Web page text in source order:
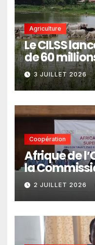
Agriculture
Le CILSS
de 60
3 JUILLET 2026
Coopération
Afrique de
la
africaine
l’intégration
climatiques
politiques
2 JUILLET 2026